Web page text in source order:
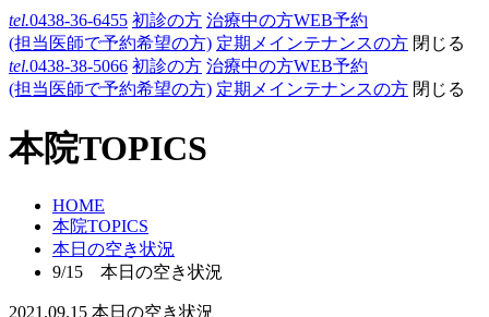
tel.0438-36-6455 初診の方 治療中の方WEB予約
(担当医師で予約希望の方) 定期メインテナンスの方 閉じる
tel.0438-38-5066 初診の方 治療中の方WEB予約
(担当医師で予約希望の方) 定期メインテナンスの方 閉じる
本院TOPICS
HOME
本院TOPICS
本日の空き状況
9/15 本日の空き状況
2021.09.15 本日の空き状況